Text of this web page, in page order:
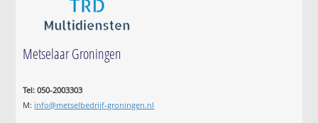
Metselaar Groningen
Tel: 050-2003303
M: info@metselbedrijf-groningen.nl